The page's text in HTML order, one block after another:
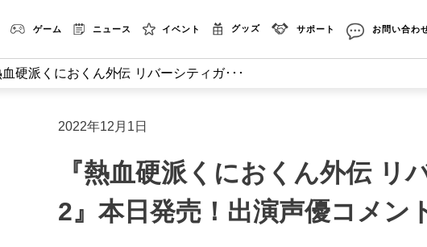
ゲーム ニュース イベント グッズ サポート お問い合わ
血硬派くにおくん外伝 リバーシティガ･･･
2022年12月1日
『熱血硬派くにおくん外伝 リ
2』本日発売！出演声優コメン